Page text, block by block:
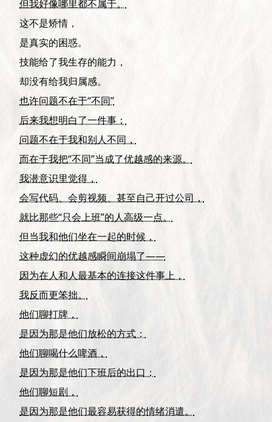
但我好像哪里都不属于。
这不是矫情，
是真实的困惑。
技能给了我生存的能力，
却没有给我归属感。
也许问题不在于“不同”
后来我想明白了一件事：
问题不在于我和别人不同，
而在于我把“不同”当成了优越感的来源。
我潜意识里觉得，
会写代码、会剪视频、甚至自己开过公司，
就比那些“只会上班”的人高级一点。
但当我和他们坐在一起的时候，
这种虚幻的优越感瞬间崩塌了——
因为在人和人最基本的连接这件事上，
我反而更笨拙。
他们聊打牌，
是因为那是他们放松的方式；
他们聊喝什么啤酒，
是因为那是他们下班后的出口；
他们聊短剧，
是因为那是他们最容易获得的情绪消遣。